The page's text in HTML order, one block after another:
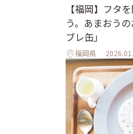
【福岡】フタ
う。あまおう
ブレ缶」
福岡県